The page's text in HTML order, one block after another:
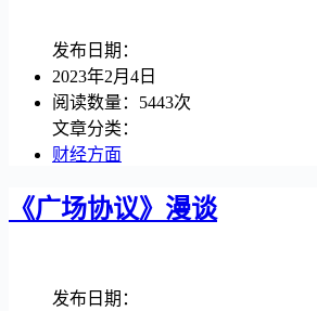
发布日期：
2023年2月4日
阅读数量：5443次
文章分类：
财经方面
《广场协议》漫谈
发布日期：